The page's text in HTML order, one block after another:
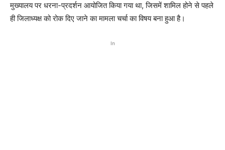
मुख्यालय पर धरना-प्रदर्शन आयोजित किया गया था, जिसमें शामिल होने से पहले
ही जिलाध्यक्ष को रोक दिए जाने का मामला चर्चा का विषय बना हुआ है।
In